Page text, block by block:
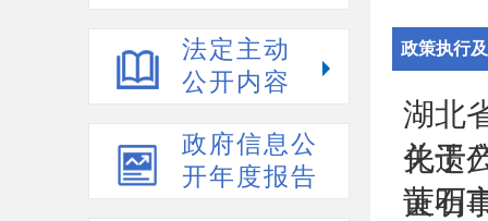
法定主动
公开内容
政府信息公
开年度报告
政策执行
湖北
化遗
关于
证明
黄石